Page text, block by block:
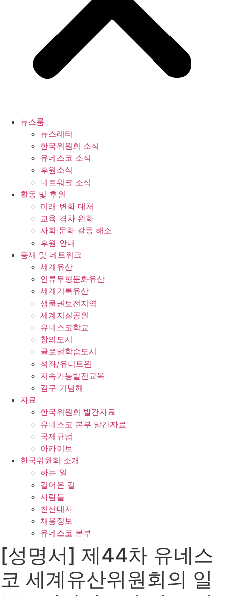
뉴스룸
뉴스레터
한국위원회 소식
유네스코 소식
후원소식
네트워크 소식
활동 및 후원
미래 변화 대처
교육 격차 완화
사회∙문화 갈등 해소
후원 안내
등재 및 네트워크
세계유산
인류무형문화유산
세계기록유산
생물권보전지역
세계지질공원
유네스코학교
창의도시
글로벌학습도시
석좌/유니트윈
지속가능발전교육
김구 기념해
자료
한국위원회 발간자료
유네스코 본부 발간자료
국제규범
아카이브
한국위원회 소개
하는 일
걸어온 길
사람들
친선대사
채용정보
유네스코 본부
[성명서] 제44차 유네스
코 세계유산위원회의 일